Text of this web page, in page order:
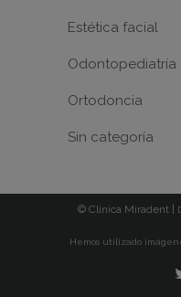
Estética facial
Odontopediatría
Ortodoncia
Sin categoría
© Clínica Miradent |
Hemos utilizado